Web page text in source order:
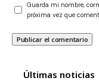
Guarda mi nombre,
próxima vez que
Últimas noticias